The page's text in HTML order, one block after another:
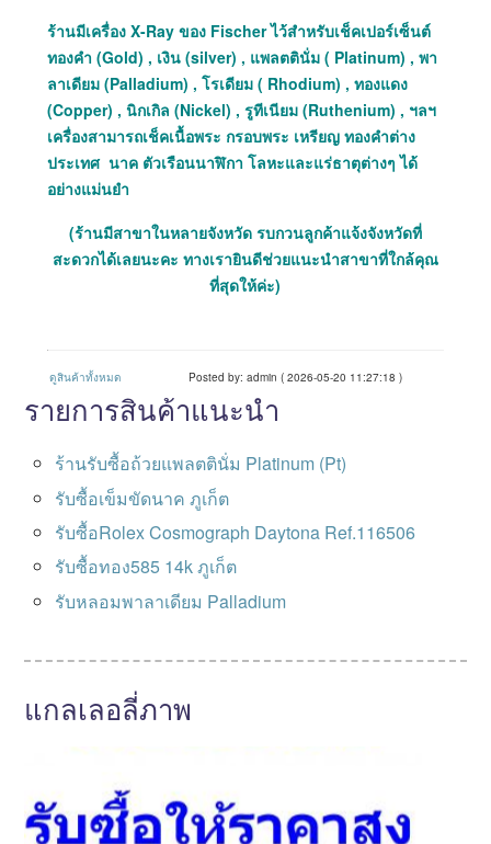
ร้านมีเครื่อง X-Ray ของ Fischer ไว้สำหรับเช็คเปอร์เซ็นต์
ทองคำ (Gold) , เงิน (silver) , แพลตตินั่ม ( Platinum) , พา
ลาเดียม (Palladium) , โรเดียม ( Rhodium) , ทองแดง
(Copper) , นิกเกิล (Nickel) , รูทีเนียม (Ruthenium) , ฯลฯ
เครื่องสามารถเช็คเนื้อพระ กรอบพระ เหรียญ ทองคำต่าง
ประเทศ นาค ตัวเรือนนาฬิกา โลหะและแร่ธาตุต่างๆ ได้
อย่างแม่นยำ
(ร้านมีสาขาในหลายจังหวัด รบกวนลูกค้าแจ้งจังหวัดที่
สะดวกได้เลยนะคะ ทางเรายินดีช่วยแนะนำสาขาที่ใกล้คุณ
ที่สุดให้ค่ะ)
ดูสินค้าทั้งหมด Posted by: admin ( 2026-05-20 11:27:18 )
รายการสินค้าแนะนำ
ร้านรับซื้อถ้วยแพลตตินั่ม Platinum (Pt)
รับซื้อเข็มขัดนาค ภูเก็ต
รับซื้อRolex Cosmograph Daytona Ref.116506
รับซื้อทอง585 14k ภูเก็ต
รับหลอมพาลาเดียม Palladium
แกลเลอลี่ภาพ